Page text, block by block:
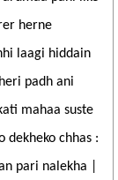
herne
laagi hiddain
padh ani
mahaa suste
dekheko chhas :
pari nalekha |